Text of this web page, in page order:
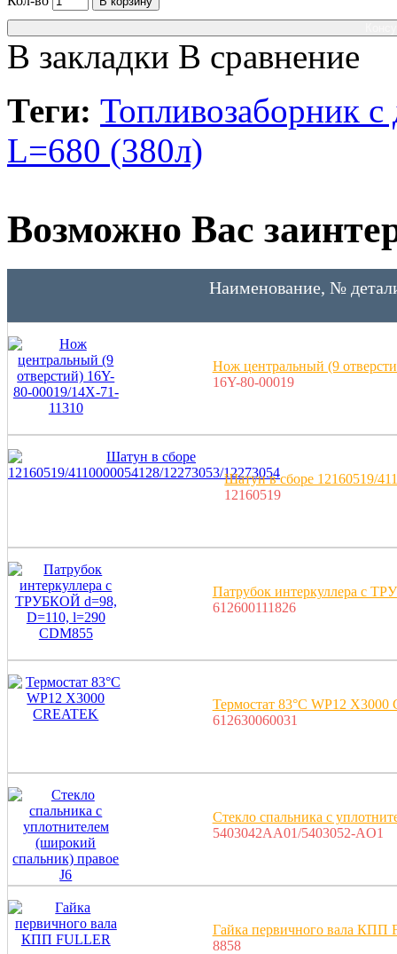
В закладки В сравнение
Теги: Топливозаборник с
L=680 (380л)
Возможно Вас
Наименование, №
Нож центральный (9
16Y-80-00019
Шатун в сборе 12160519/
12160519
Патрубок интеркуллера с
612600111826
Термостат 83°С WP12 X3000
612630060031
Стекло спальника с
5403042AA01/5403052-AO1
Гайка первичного вала КПП
8858